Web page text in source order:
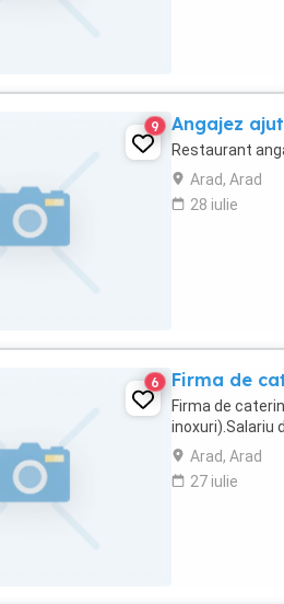
9 Angajez
Restaurant
Arad, Arad
28 iulie
6 Firma de
Firma de
inoxuri).Salariu
Arad, Arad
27 iulie